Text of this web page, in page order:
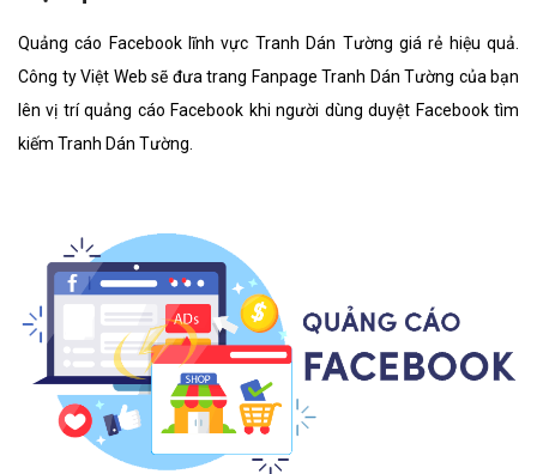
Quảng cáo Facebook lĩnh vực Tranh Dán Tường giá rẻ hiệu quả.
Công ty Việt Web sẽ đưa trang Fanpage Tranh Dán Tường của bạn
lên vị trí quảng cáo Facebook khi người dùng duyệt Facebook tìm
kiếm Tranh Dán Tường.